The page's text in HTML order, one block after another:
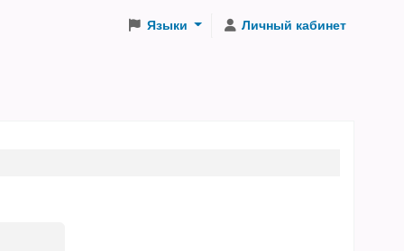
Языки Личный кабинет